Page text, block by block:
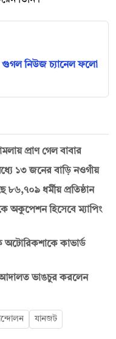
নিউজ চ্যানেল ফলো
প্রাণ গেল বাবার
১৩ জনের বাড়ি নওগাঁয়
৮৬,৭০৯ ধর্মীয় প্রতিষ্ঠান
অকুপেশন হিসেবে ম্যাপিং
কাভার্ড
আদালত ভাঙচুর করলেন
যানজট